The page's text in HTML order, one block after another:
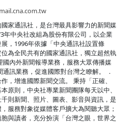
家通訊社，是台灣最具影響力的新聞媒
年中央社改組為股份有限公司，以企業
，1996年依據「中央通訊社設置條
為全民共有的國家通訊社，獨立超然執
國內外新聞報導業務，服務大眾傳播媒
訊業務，促進國際對台灣之瞭解。 ．
，增進國際新聞交流。 秉持「正確、
原則，中央社專業新聞團隊每天以中、
則新聞、照片、圖表、影音與資訊，是
服務對象從媒體客戶擴大為閱聽大眾；
與讀者，充分扮演「台灣之眼，世界之